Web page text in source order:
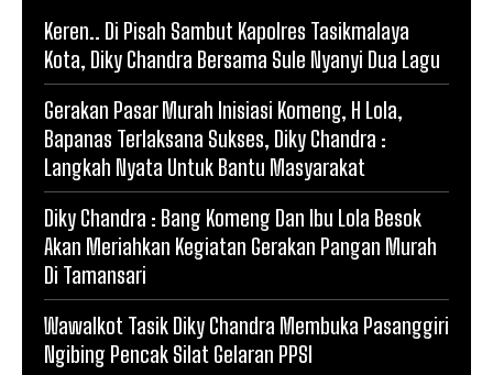
Keren.. Di Pisah Sambut Kapolres Tasikmalaya
Kota, Diky Chandra Bersama Sule Nyanyi Dua Lagu
Gerakan Pasar Murah Inisiasi Komeng, H Lola,
Bapanas Terlaksana Sukses, Diky Chandra :
Langkah Nyata Untuk Bantu Masyarakat
Diky Chandra : Bang Komeng Dan Ibu Lola Besok
Akan Meriahkan Kegiatan Gerakan Pangan Murah
Di Tamansari
Wawalkot Tasik Diky Chandra Membuka Pasanggiri
Ngibing Pencak Silat Gelaran PPSI